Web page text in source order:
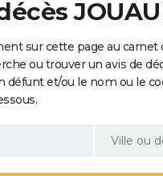
sur cette page au carnet
ou trouver un avis de
défunt et/ou le nom ou le